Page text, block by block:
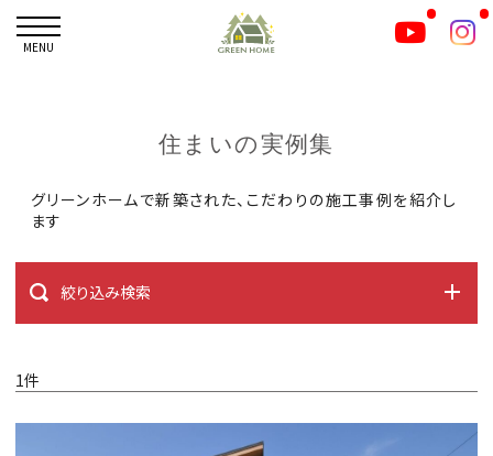
MENU
住まいの実例集
グリーンホームで新築された、こだわりの施工事例を紹介し
ます
絞り込み検索
1件